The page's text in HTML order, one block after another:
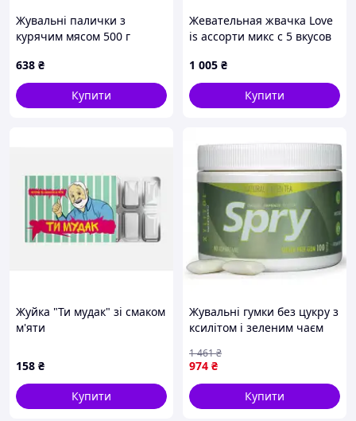
Жувальні палички з
курячим мясом 500 г
638 ₴
Купити
Жевательная жвачка Love
is ассорти микс с 5 вкусов
1 005 ₴
Купити
Жуйка "Ти мудак" зі смаком
м'яти
158 ₴
Купити
Жувальні гумки без цукру з
ксилітом і зеленим чаєм
шт FLAME
974 ₴
1 461₴
Купити